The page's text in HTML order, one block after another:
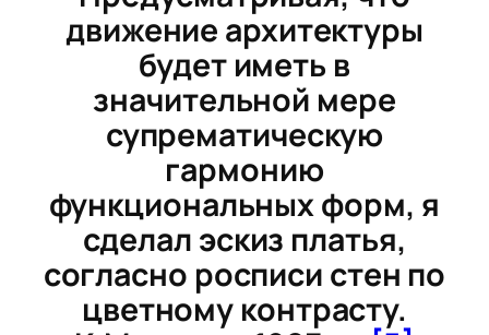
движение архитектуры
будет иметь в
значительной мере
супрематическую
гармонию
функциональных форм, я
сделал эскиз платья,
согласно росписи стен по
цветному контрасту.